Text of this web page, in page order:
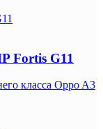
Fortis G11
класса Oppo A3